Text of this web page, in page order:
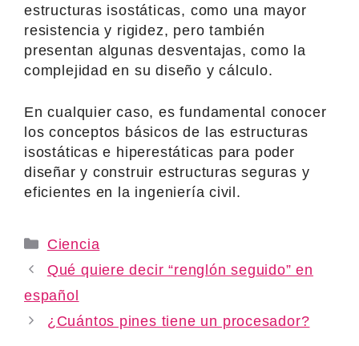
estructuras isostáticas, como una mayor
resistencia y rigidez, pero también
presentan algunas desventajas, como la
complejidad en su diseño y cálculo.
En cualquier caso, es fundamental conocer
los conceptos básicos de las estructuras
isostáticas e hiperestáticas para poder
diseñar y construir estructuras seguras y
eficientes en la ingeniería civil.
Categories
Ciencia
Qué quiere decir “renglón seguido” en
español
¿Cuántos pines tiene un procesador?